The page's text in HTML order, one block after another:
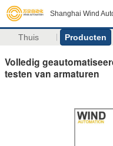
Shanghai Wind
Thuis Producten
Volledig
testen van armaturen